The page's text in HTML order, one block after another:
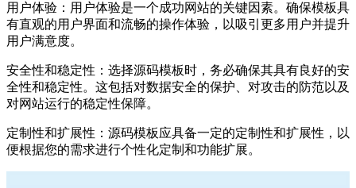
用户体验：用户体验是一个成功网站的关键因素。确保模板具
有直观的用户界面和流畅的操作体验，以吸引更多用户并提升
用户满意度。
安全性和稳定性：选择源码模板时，务必确保其具有良好的安
全性和稳定性。这包括对数据安全的保护、对攻击的防范以及
对网站运行的稳定性保障。
定制性和扩展性：源码模板应具备一定的定制性和扩展性，以
便根据您的需求进行个性化定制和功能扩展。